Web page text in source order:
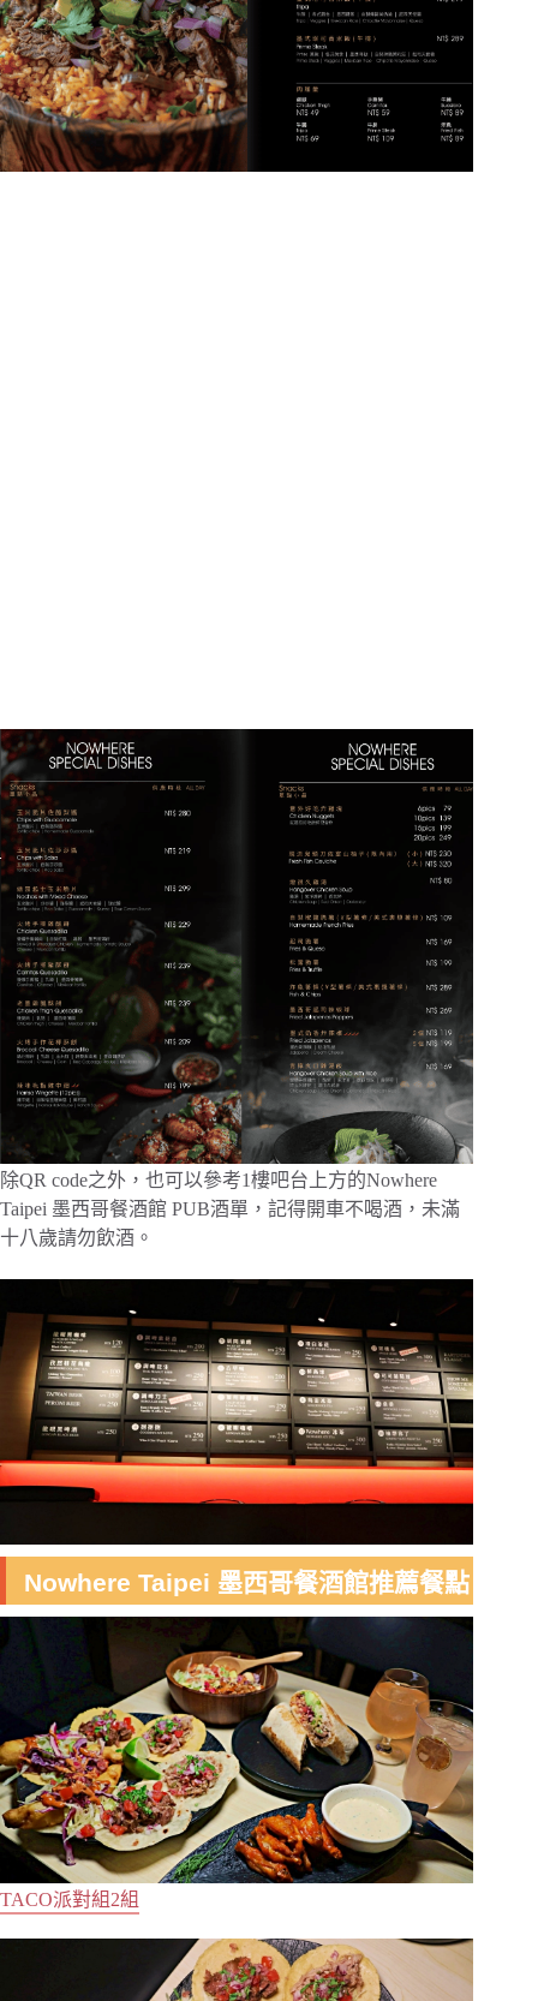
除QR code之外，也可以參考1樓吧台上方的Nowhere
Taipei 墨西哥餐酒館 PUB酒單，記得開車不喝酒，未滿
十八歲請勿飲酒。
Nowhere Taipei 墨西哥餐酒館推薦餐點
TACO派對組2組